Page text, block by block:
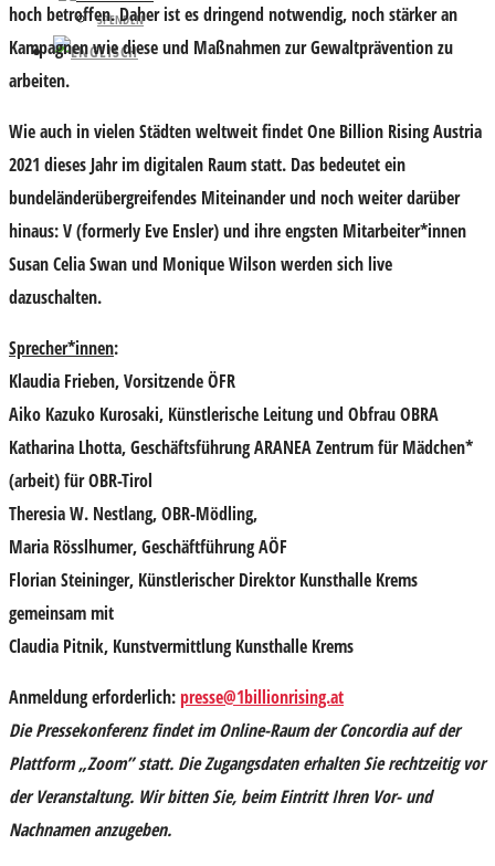
SPENDEN
hoch betroffen. Daher ist es dringend notwendig, noch stärker an
Kampagnen wie diese und Maßnahmen zur Gewaltprävention zu
arbeiten.
Wie auch in vielen Städten weltweit findet One Billion Rising Austria
2021 dieses Jahr im digitalen Raum statt. Das bedeutet ein
bundeländerübergreifendes Miteinander und noch weiter darüber
hinaus: V (formerly Eve Ensler) und ihre engsten Mitarbeiter*innen
Susan Celia Swan und Monique Wilson werden sich live
dazuschalten.
Sprecher*innen:
Klaudia Frieben, Vorsitzende ÖFR
Aiko Kazuko Kurosaki, Künstlerische Leitung und Obfrau OBRA
Katharina Lhotta, Geschäftsführung ARANEA Zentrum für Mädchen*
(arbeit) für OBR-Tirol
Theresia W. Nestlang, OBR-Mödling,
Maria Rösslhumer, Geschäftführung AÖF
Florian Steininger, Künstlerischer Direktor Kunsthalle Krems
gemeinsam mit
Claudia Pitnik, Kunstvermittlung Kunsthalle Krems
Anmeldung erforderlich:presse@1billionrising.at
Die Pressekonferenz findet im Online-Raum der Concordia auf der
Plattform „Zoom” statt. Die Zugangsdaten erhalten Sie rechtzeitig vor
der Veranstaltung. Wir bitten Sie, beim Eintritt Ihren Vor- und
Nachnamen anzugeben.